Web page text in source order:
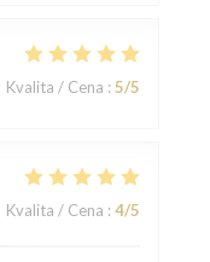
Kvalita / Cena : 5/5
Kvalita / Cena : 4/5